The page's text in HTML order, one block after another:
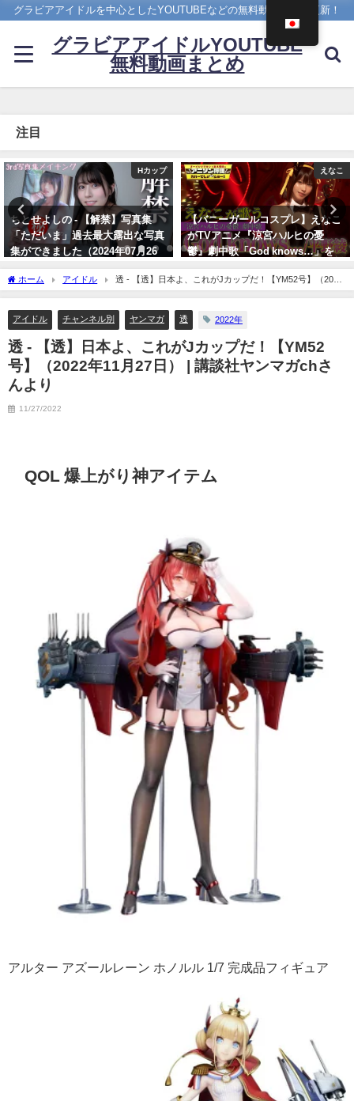
グラビアアイドルを中心としたYOUTUBEなどの無料動画を日々更新！
グラビアアイドルYOUTUBE
無料動画まとめ
注目
えなこ
【バニーガールコスプレ】えなこ
がTVアニメ『涼宮ハルヒの憂
鬱』劇中歌「God knows…」を
神カバー！！
写真集PV
櫻井音乃 写真集PV - 【#櫻井音
乃】21歳、音乃パイセンのオトナ
な挑戦ーOtono Sakurai（2023年
12月20日） | 週プレChannel【集
英社 週刊プレイボーイ公式】さん
より
12/20/2023
ホーム アイドル
透 - 【透】日本よ、これがJカップだ！【YM52号】（2022
年11月27日） | 講談社ヤンマガchさんより
アイドル チャンネル別 ヤンマガ 透 2022年
透 - 【透】日本よ、これがJカップだ！【YM52
号】（2022年11月27日） | 講談社ヤンマガchさ
んより
11/27/2022
QOL 爆上がり神アイテム
アルター アズールレーン ホノルル 1/7 完成品フィギュア